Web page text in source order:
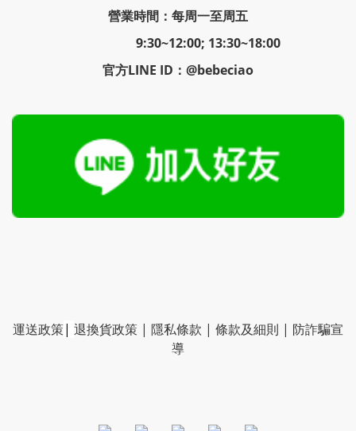
營業時間：每周一至周五
9:30~12:00; 13:30~18:00
官方LINE ID：@bebeciao
運送政策| 退換貨政策 | 隱私條款 | 條款及細則 | 防詐騙宣
導